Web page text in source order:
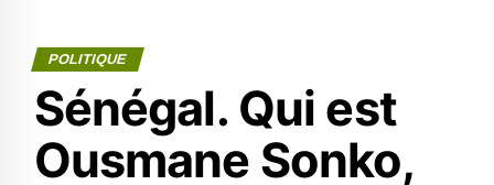
POLITIQUE
Sénégal. Qui est
Ousmane Sonko,